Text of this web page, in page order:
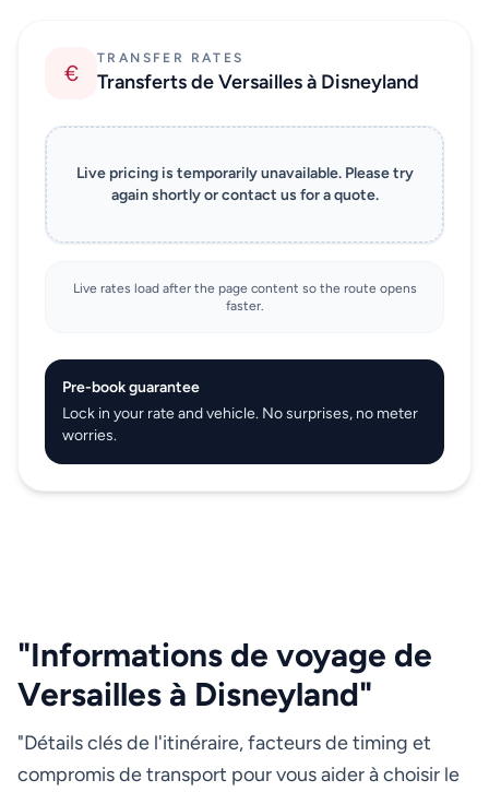
€
TRANSFER RATES
Transferts de Versailles à Disneyland
Live pricing is temporarily unavailable. Please try
again shortly or contact us for a quote.
Live rates load after the page content so the route opens
faster.
Pre-book guarantee
Lock in your rate and vehicle. No surprises, no meter
worries.
"Informations de voyage de
Versailles à Disneyland"
"Détails clés de l'itinéraire, facteurs de timing et
compromis de transport pour vous aider à choisir le